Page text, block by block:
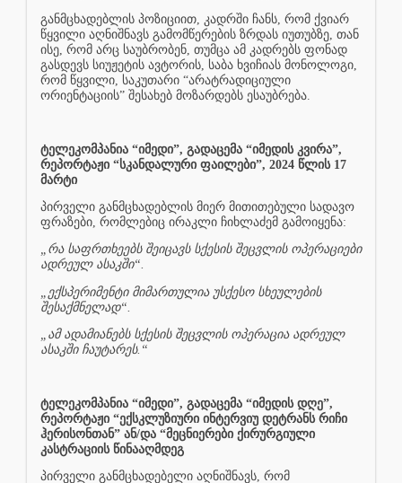
განმცხადებლის პოზიციით, კადრში ჩანს, რომ ქვიარ
წყვილი აღნიშნავს გამომწერების ზრდას იუთუბზე, თან
ისე, რომ არც საუბრობენ, თუმცა ამ კადრებს ფონად
გასდევს სიუჟეტის ავტორის, საბა ხვიჩიას მონოლოგი,
რომ წყვილი, საკუთარი “არატრადიციული
ორიენტაციის” შესახებ მოზარდებს ესაუბრება.
ტელეკომპანია “იმედი”, გადაცემა “იმედის კვირა”,
რეპორტაჟი “სკანდალური ფაილები”, 2024 წლის 17
მარტი
პირველი განმცხადებლის მიერ მითითებული სადავო
ფრაზები, რომლებიც ირაკლი ჩიხლაძემ გამოიყენა:
„რა საფრთხეებს შეიცავს სქესის შეცვლის ოპერაციები
ადრეულ ასაკში“.
„ექსპერიმენტი მიმართულია უსქესო სხეულების
შესაქმნელად“.
„ამ ადამიანებს სქესის შეცვლის ოპერაცია ადრეულ
ასაკში ჩაუტარეს.“
ტელეკომპანია “იმედი”, გადაცემა “იმედის დღე”,
რეპორტაჟი “ექსკლუზიური ინტერვიუ დეტრანს რიჩი
ჰერისონთან” ან/და “მეცნიერები ქირურგიული
კასტრაციის წინააღმდეგ
პირველი განმცხადებელი აღნიშნავს, რომ